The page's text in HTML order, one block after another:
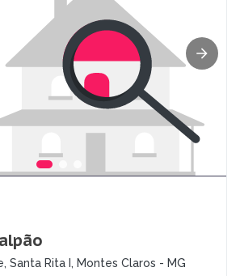
Santa Rita I, Montes Claros - MG